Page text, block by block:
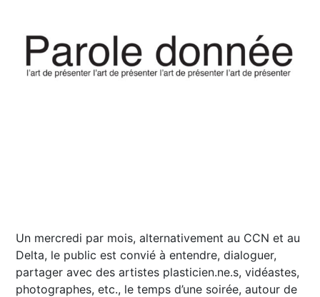
Un mercredi par mois, alternativement au CCN et au
Delta, le public est convié à entendre, dialoguer,
partager avec des artistes plasticien.ne.s, vidéastes,
photographes, etc., le temps d’une soirée, autour de